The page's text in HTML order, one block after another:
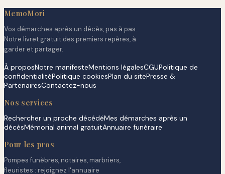
MemoMori
Vos démarches après un décès, pas à pas.
Notre livret gratuit des premiers repères, à
garder et partager.
À proposNotre manifesteMentions légalesCGUPolitique de
confidentialitéPolitique cookiesPlan du sitePresse &
PartenairesContactez-nous
Nos services
Rechercher un proche décédéMes démarches après un
décèsMémorial animal gratuitAnnuaire funéraire
Pour les pros
Pompes funèbres, notaires, marbriers,
fleuristes : rejoignez l'annuaire